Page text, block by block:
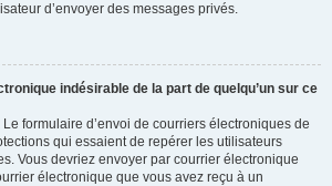
d’envoyer des messages privés.
indésirable de la part de quelqu’un sur ce
formulaire d’envoi de courriers électroniques de
qui essaient de repérer les utilisateurs
Vous devriez envoyer par courrier électronique
électronique que vous avez reçu à un